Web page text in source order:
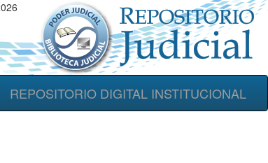
REPOSITORIO DIGITAL INSTITUCIONAL